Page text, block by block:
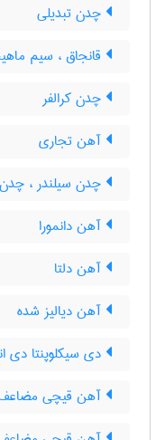
چدن تبدیلی
قانجاق ، سیم
چدن کرالفر
آهن تجاری
چدن سیلندر ، چدن
آهن دانمورا
آهن دلتا
آهن دیالیز شده
دی سیکلوپنتا دی
آهن قیچی